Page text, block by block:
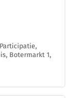
Botermarkt 1,